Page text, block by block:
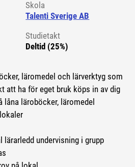
Skola
Talenti Sverige AB
Studietakt
Deltid (25%)
läromedel och lärverktyg som
att ha för eget bruk köps in av dig
låna läroböcker, läromedel
undervisning i grupp